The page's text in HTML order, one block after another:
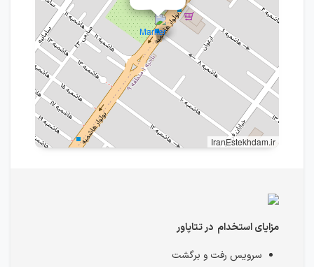
IranEstekhdam.ir
مزایای استخدام در تتاپاور
سرویس رفت و برگشت